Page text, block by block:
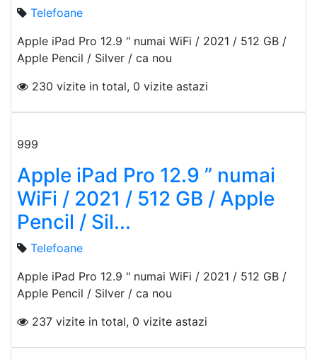
Telefoane
Apple iPad Pro 12.9 " numai WiFi / 2021 / 512 GB /
Apple Pencil / Silver / ca nou
230 vizite in total, 0 vizite astazi
999
Apple iPad Pro 12.9 ” numai
WiFi / 2021 / 512 GB / Apple
Pencil / Sil...
Telefoane
Apple iPad Pro 12.9 " numai WiFi / 2021 / 512 GB /
Apple Pencil / Silver / ca nou
237 vizite in total, 0 vizite astazi